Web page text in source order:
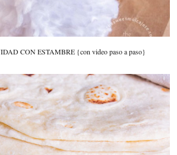
CON ESTAMBRE {con video paso a paso}